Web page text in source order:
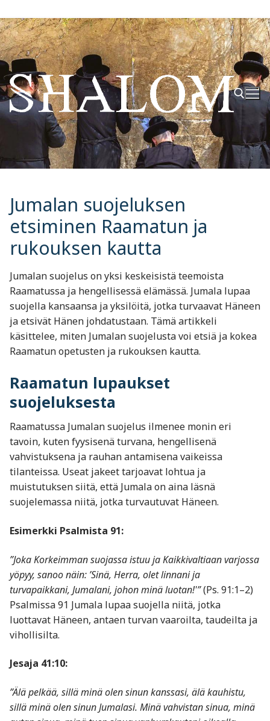
Hyppää
sisältöön
Hae:
Jumalan suojeluksen
etsiminen Raamatun ja
rukouksen kautta
Jumalan suojelus on yksi keskeisistä teemoista
Raamatussa ja hengellisessä elämässä. Jumala lupaa
suojella kansaansa ja yksilöitä, jotka turvaavat Häneen
ja etsivät Hänen johdatustaan. Tämä artikkeli
käsittelee, miten Jumalan suojelusta voi etsiä ja kokea
Raamatun opetusten ja rukouksen kautta.
Raamatun lupaukset
suojeluksesta
Raamatussa Jumalan suojelus ilmenee monin eri
tavoin, kuten fyysisenä turvana, hengellisenä
vahvistuksena ja rauhan antamisena vaikeissa
tilanteissa. Useat jakeet tarjoavat lohtua ja
muistutuksen siitä, että Jumala on aina läsnä
suojelemassa niitä, jotka turvautuvat Häneen.
Esimerkki Psalmista 91:
”Joka Korkeimman suojassa istuu ja Kaikkivaltiaan varjossa
yöpyy, sanoo näin: ’Sinä, Herra, olet linnani ja
turvapaikkani, Jumalani, johon minä luotan!'”(Ps. 91:1–2)
Psalmissa 91 Jumala lupaa suojella niitä, jotka
luottavat Häneen, antaen turvan vaaroilta, taudeilta ja
vihollisilta.
Jesaja 41:10:
”Älä pelkää, sillä minä olen sinun kanssasi, älä kauhistu,
sillä minä olen sinun Jumalasi. Minä vahvistan sinua, minä